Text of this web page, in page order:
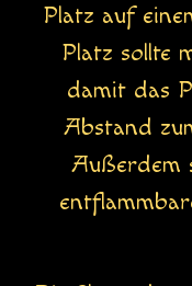
Platz auf
Platz sollte
damit das
Abstand
Außerdem